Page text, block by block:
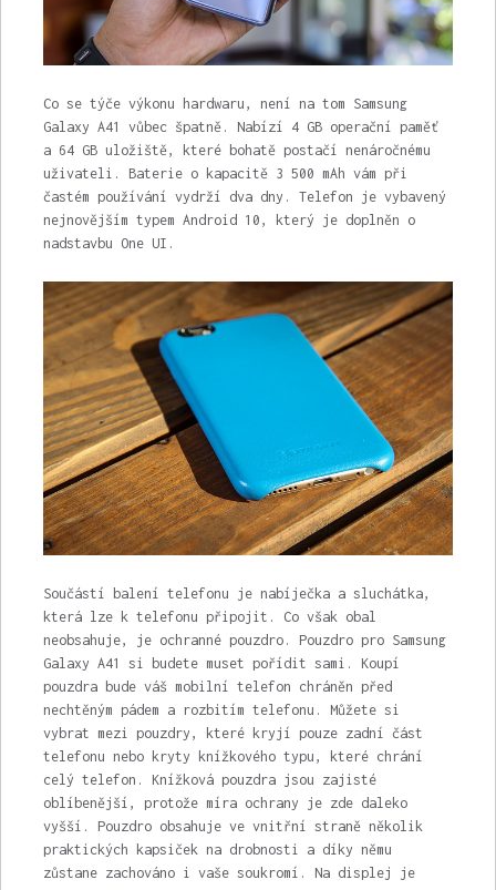
Co se týče výkonu hardwaru, není na tom Samsung
Galaxy A41 vůbec špatně. Nabízí 4 GB operační paměť
a 64 GB uložiště, které bohatě postačí nenáročnému
uživateli. Baterie o kapacitě 3 500 mAh vám při
častém používání vydrží dva dny. Telefon je vybavený
nejnovějším typem Android 10, který je doplněn o
nadstavbu One UI.
Součástí balení telefonu je nabíječka a sluchátka,
která lze k telefonu připojit. Co však obal
neobsahuje, je ochranné pouzdro. Pouzdro pro Samsung
Galaxy A41 si budete muset pořídit sami. Koupí
pouzdra bude váš mobilní telefon chráněn před
nechtěným pádem a rozbitím telefonu. Můžete si
vybrat mezi pouzdry, které kryjí pouze zadní část
telefonu nebo kryty knížkového typu, které chrání
celý telefon. Knížková pouzdra jsou zajisté
oblíbenější, protože míra ochrany je zde daleko
vyšší. Pouzdro obsahuje ve vnitřní straně několik
praktických kapsiček na drobnosti a díky němu
zůstane zachováno i vaše soukromí. Na displej je